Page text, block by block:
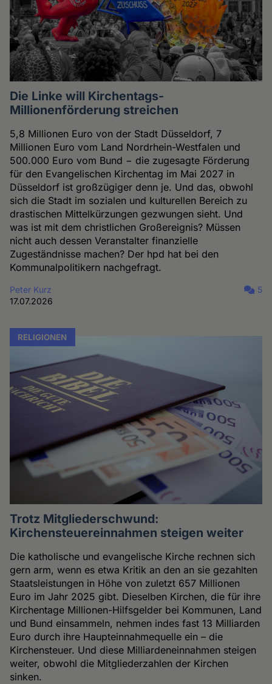
Die Linke will Kirchentags-
Millionenförderung streichen
5,8 Millionen Euro von der Stadt Düsseldorf, 7
Millionen Euro vom Land Nordrhein-Westfalen und
500.000 Euro vom Bund − die zugesagte Förderung
für den Evangelischen Kirchentag im Mai 2027 in
Düsseldorf ist großzügiger denn je. Und das, obwohl
sich die Stadt im sozialen und kulturellen Bereich zu
drastischen Mittelkürzungen gezwungen sieht. Und
was ist mit dem christlichen Großereignis? Müssen
nicht auch dessen Veranstalter finanzielle
Zugeständnisse machen? Der hpd hat bei den
Kommunalpolitikern nachgefragt.
Peter Kurz
17.07.2026
5
RELIGIONEN
Trotz Mitgliederschwund:
Kirchensteuereinnahmen steigen weiter
Die katholische und evangelische Kirche rechnen sich
gern arm, wenn es etwa Kritik an den an sie gezahlten
Staatsleistungen in Höhe von zuletzt 657 Millionen
Euro im Jahr 2025 gibt. Dieselben Kirchen, die für ihre
Kirchentage Millionen-Hilfsgelder bei Kommunen, Land
und Bund einsammeln, nehmen indes fast 13 Milliarden
Euro durch ihre Haupteinnahmequelle ein – die
Kirchensteuer. Und diese Milliardeneinnahmen steigen
weiter, obwohl die Mitgliederzahlen der Kirchen
sinken.